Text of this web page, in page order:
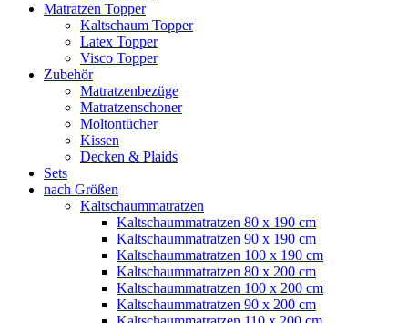
Matratzen Topper
Kaltschaum Topper
Latex Topper
Visco Topper
Zubehör
Matratzenbezüge
Matratzenschoner
Moltontücher
Kissen
Decken & Plaids
Sets
nach Größen
Kaltschaummatratzen
Kaltschaummatratzen 80 x 190 cm
Kaltschaummatratzen 90 x 190 cm
Kaltschaummatratzen 100 x 190 cm
Kaltschaummatratzen 80 x 200 cm
Kaltschaummatratzen 100 x 200 cm
Kaltschaummatratzen 90 x 200 cm